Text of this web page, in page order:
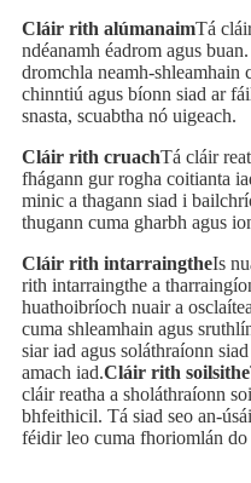
Cláir rith alúmanaimTá
ndéanamh éadrom agus
dromchla neamh-shleamhain
chinntiú agus bíonn siad ar
snasta, scuabtha nó uigeach.
Cláir rith cruachTá cláir
fhágann gur rogha coitianta
minic a thagann siad i
thugann cuma gharbh agus
Cláir rith intarraingtheIs
rith intarraingthe a
huathoibríoch nuair a
cuma shleamhain agus
siar iad agus soláthraíonn
amach iad.Cláir rith soilsithe
cláir reatha a sholáthraíonn
bhfeithicil. Tá siad seo an-
féidir leo cuma fhoriomlán